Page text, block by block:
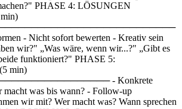
PHASE 4: LÖSUNGEN
- Nicht sofort bewerten - Kreativ sein
wir?" „Was wäre, wenn wir...?" „Gibt es
funktioniert?" PHASE 5:
min)
- Konkrete
macht was bis wann? - Follow-up
wir mit? Wer macht was? Wann sprechen